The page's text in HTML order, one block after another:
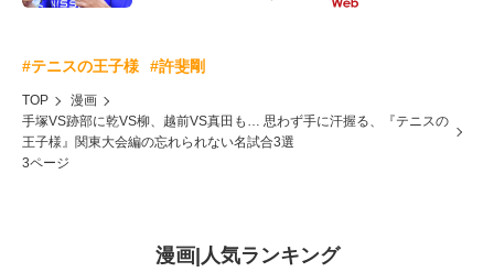
#テニスの王子様 #許斐剛
TOP
漫画
手塚VS跡部に乾VS柳、越前VS真田も… 思わず手に汗握る、『テニスの
王子様』関東大会編の忘れられない名試合3選
3ページ
漫画| 人気ランキング